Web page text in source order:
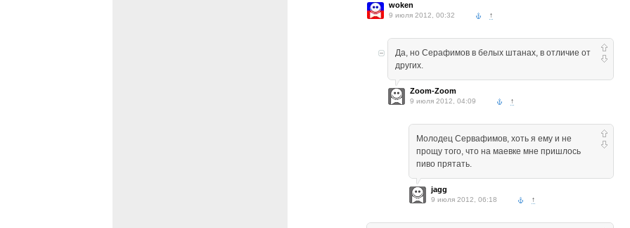
woken
9 июля 2012, 00:32 ↑
Да, но Серафимов в белых штанах, в отличие от
других.
Zoom-Zoom
9 июля 2012, 04:09 ↑
Молодец Сервафимов, хоть я ему и не
прощу того, что на маевке мне пришлось
пиво прятать.
jagg
9 июля 2012, 06:18 ↑